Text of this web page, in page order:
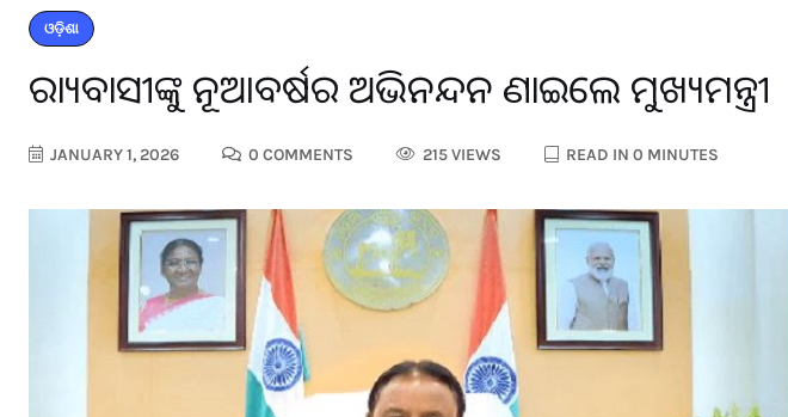
ଓଡ଼ିଶା
ରାଜ୍ୟବାସୀଙ୍କୁ ନୂଆବର୍ଷର ଅଭିନନ୍ଦନ ଜଣାଇଲେ ମୁଖ୍ୟମନ୍ତ୍ରୀ
JANUARY 1, 2026 0 COMMENTS 215 VIEWS READ IN 0 MINUTES